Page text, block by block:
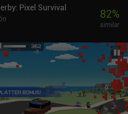
Pixel Survival 82%
similar